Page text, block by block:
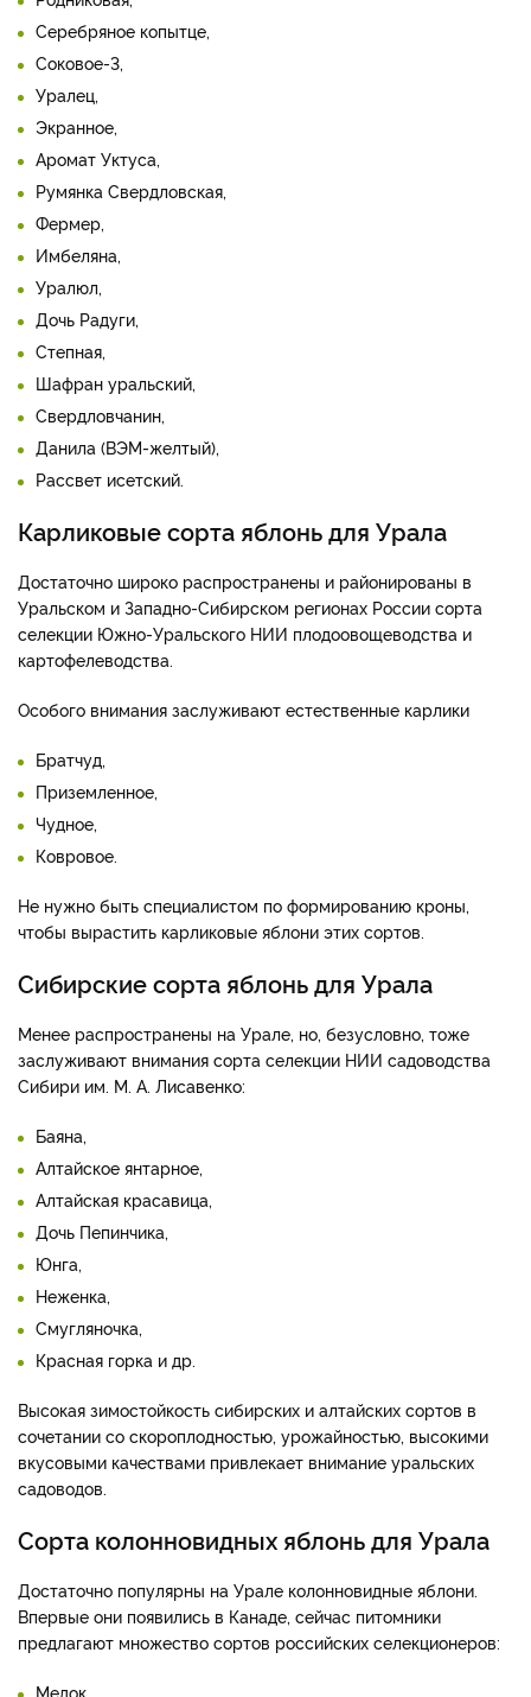
Серебряное копытце,
Соковое-3,
Уралец,
Экранное,
Аромат Уктуса,
Румянка Свердловская,
Фермер,
Имбеляна,
Уралюл,
Дочь Радуги,
Степная,
Шафран уральский,
Свердловчанин,
Данила (ВЭМ-желтый),
Рассвет исетский.
Карликовые сорта яблонь для Урала
Достаточно широко распространены и районированы в
Уральском и Западно-Сибирском регионах России сорта
селекции Южно-Уральского НИИ плодоовощеводства и
картофелеводства.
Особого внимания заслуживают естественные карлики
Братчуд,
Приземленное,
Чудное,
Ковровое.
Не нужно быть специалистом по формированию кроны,
чтобы вырастить карликовые яблони этих сортов.
Сибирские сорта яблонь для Урала
Менее распространены на Урале, но, безусловно, тоже
заслуживают внимания сорта селекции НИИ садоводства
Сибири им. М. А. Лисавенко:
Баяна,
Алтайское янтарное,
Алтайская красавица,
Дочь Пепинчика,
Юнга,
Неженка,
Смугляночка,
Красная горка и др.
Высокая зимостойкость сибирских и алтайских сортов в
сочетании со скороплодностью, урожайностью, высокими
вкусовыми качествами привлекает внимание уральских
садоводов.
Сорта колонновидных яблонь для Урала
Достаточно популярны на Урале колонновидные яблони.
Впервые они появились в Канаде, сейчас питомники
предлагают множество сортов российских селекционеров:
Медок,